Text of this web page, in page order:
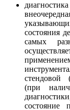
состояния
самых
стендовой
(при
состояние